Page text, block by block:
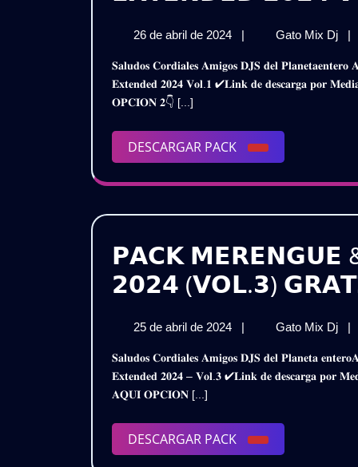
26 de abril de 2024
26
abril
de
| Gato Mix Dj
–
|
𝐒𝐚𝐥𝐮𝐝𝐨𝐬 𝐂𝐨𝐫𝐝𝐢𝐚𝐥𝐞𝐬 𝐀𝐦𝐢𝐠𝐨𝐬 𝐃𝐉𝐒 𝐝𝐞𝐥 𝐏𝐥𝐚𝐧𝐞𝐭𝐚𝐞𝐧𝐭𝐞𝐫𝐨 𝐀𝐪𝐮𝐢́ 𝐥𝐞𝐬 𝐏𝐫𝐞𝐬𝐞𝐧𝐭𝐨 𝐞𝐬𝐭𝐞 𝐒𝐮𝐩𝐞𝐫 𝐏𝐚𝐜𝐤𝐂𝐮𝐦𝐛𝐢𝐚𝐬 𝐂𝐨𝐥𝐨𝐦𝐛𝐢𝐧𝐚𝐬 –
𝐄𝐱𝐭𝐞𝐧𝐝𝐞𝐝 𝟐𝟎𝟐𝟒 𝐕𝐨𝐥.𝟏 ✔𝐋𝐢𝐧𝐤 𝐝𝐞 𝐝𝐞𝐬𝐜𝐚𝐫𝐠𝐚 𝐩𝐨𝐫
𝐎𝐏𝐂𝐈𝐎𝐍 𝟐👇 [...]
DESCARGAR PACK
DESCARGAR
PACK
𝗣𝗔𝗖𝗞 𝗠𝗘𝗥𝗘𝗡𝗚𝗨𝗘
𝟮𝟬𝟮𝟰 (𝗩𝗢𝗟.𝟯)
25 de abril de 2024
25
abril
de
| Gato Mix Dj
&
|
𝐒𝐚𝐥𝐮𝐝𝐨𝐬 𝐂𝐨𝐫𝐝𝐢𝐚𝐥𝐞𝐬 𝐀𝐦𝐢𝐠𝐨𝐬 𝐃𝐉𝐒 𝐝𝐞𝐥 𝐏𝐥𝐚𝐧𝐞𝐭𝐚 𝐞𝐧𝐭𝐞𝐫𝐨𝐀𝐪𝐮𝐢 𝐥𝐞𝐬 𝐏𝐫𝐞𝐬𝐞𝐧𝐭𝐨 𝐞𝐬𝐭𝐞 𝐌𝐞𝐠𝐚 𝐏𝐚𝐜𝐤𝐌𝐞𝐫𝐞𝐧𝐠𝐮𝐞 & 𝐌𝐚𝐦𝐛𝐨
𝐄𝐱𝐭𝐞𝐧𝐝𝐞𝐝 𝟐𝟎𝟐𝟒 – 𝐕𝐨𝐥.𝟑 ✔𝐋𝐢𝐧𝐤 𝐝𝐞 𝐝𝐞𝐬𝐜𝐚𝐫𝐠𝐚
𝐀𝐐𝐔𝐈 𝐎𝐏𝐂𝐈𝐎𝐍 [...]
DESCARGAR PACK
DESCARGAR
PACK